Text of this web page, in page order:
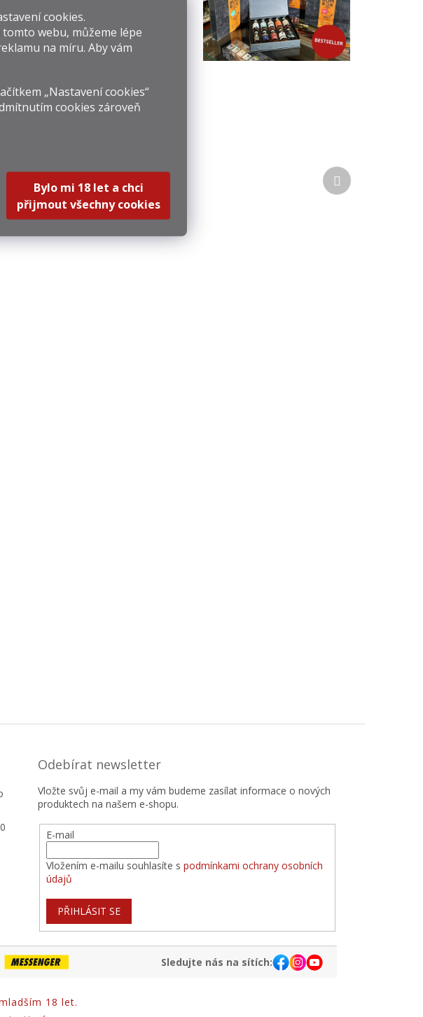
cookies.
webu, můžeme lépe
na míru. Aby vám
„Nastavení cookies“
cookies zároveň
Bylo mi 18 let a chci
přijmout všechny cookies
Box
4x
Salute 25y The
Treasured Blend
0,7l 40%
7 490 Kč
Do košíku
Další
produkt
Odebírat newsletter
Vložte svůj e-mail a my vám budeme zasílat informace o nových
produktech na našem e-shopu.
E-mail
Vložením e-mailu souhlasíte spodmínkami ochrany osobních
údajů
PŘIHLÁSIT SE
Sledujte nás na sítích:
18 let.